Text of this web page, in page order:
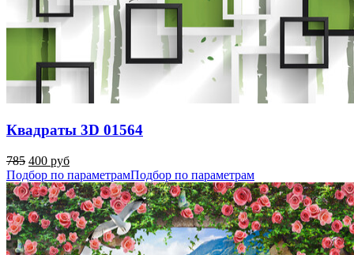
Квадраты 3D 01564
785 400 руб
Подбор по параметрамПодбор по параметрам